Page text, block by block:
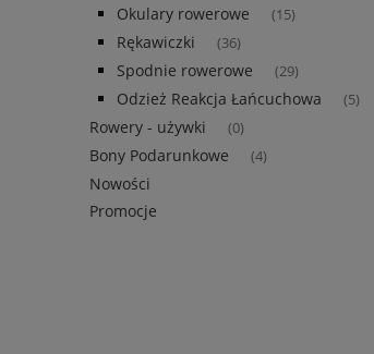
Okulary rowerowe (15)
Rękawiczki (36)
Spodnie rowerowe (29)
Odzież Reakcja Łańcuchowa (5)
Rowery - używki (0)
Bony Podarunkowe (4)
Nowości
Promocje